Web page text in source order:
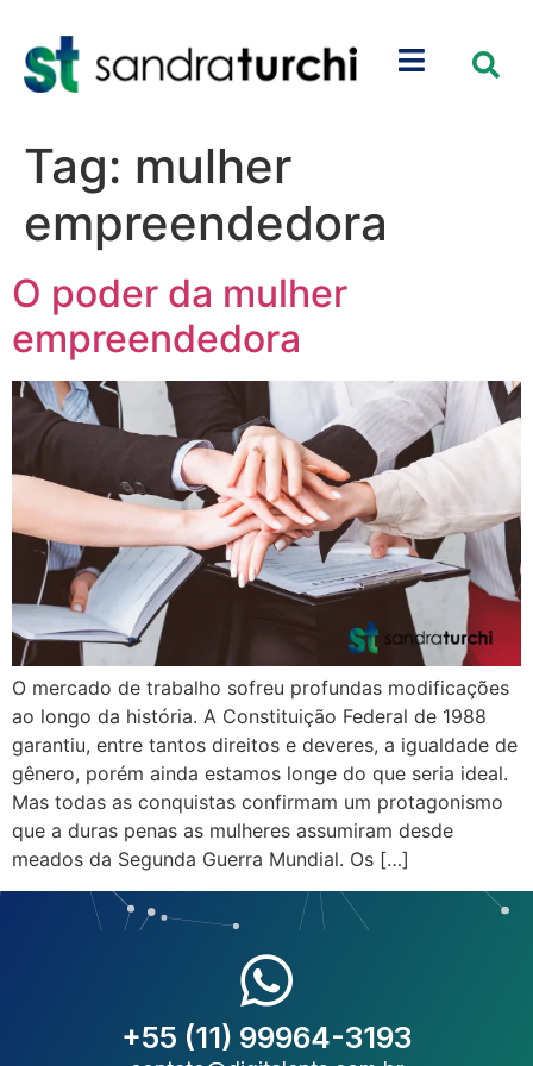
Tag: mulher
empreendedora
O poder da mulher
empreendedora
O mercado de trabalho sofreu profundas modificações
ao longo da história. A Constituição Federal de 1988
garantiu, entre tantos direitos e deveres, a igualdade de
gênero, porém ainda estamos longe do que seria ideal.
Mas todas as conquistas confirmam um protagonismo
que a duras penas as mulheres assumiram desde
meados da Segunda Guerra Mundial. Os […]
+55 (11) 99964-3193